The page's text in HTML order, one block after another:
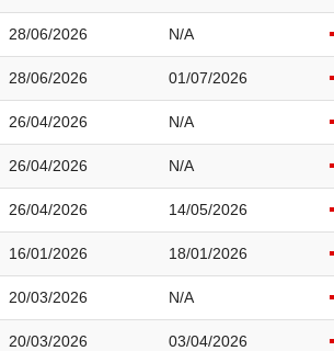
28/06/2026 N/A
28/06/2026 01/07/2026
26/04/2026 N/A
26/04/2026 N/A
26/04/2026 14/05/2026
16/01/2026 18/01/2026
20/03/2026 N/A
20/03/2026 03/04/2026